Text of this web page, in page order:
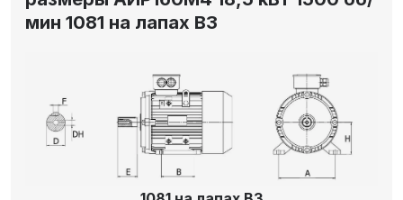
мин 1081 на лапах В3